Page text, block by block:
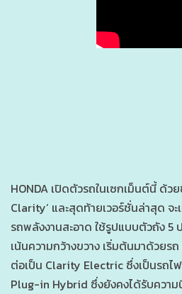
HONDA เปิดตัวรถในเซกเม็นต์นี้ ด้วย
Clarity’ และสุดท้ายเวอร์ชั่นล่าสุด จะ
รถพลังงานสะอาด ใช้รูปแบบตัวถัง 5
เน้นความกว้างขวาง เริ่มต้นมาด้วย
ต่อเป็น Clarity Electric ซึ่งเป็นรถไ
Plug-in Hybrid ซึ่งยังคงได้รับควา